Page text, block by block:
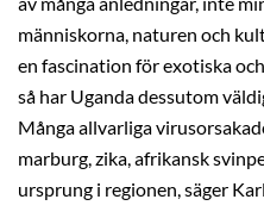
människorna, naturen och
en fascination för exotiska
så har Uganda dessutom
Många allvarliga
marburg, zika, afrikansk
ursprung i regionen, säger